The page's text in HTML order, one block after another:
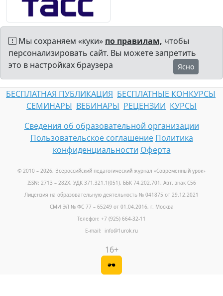
Мы сохраняем «куки» по правилам, чтобы
персонализировать сайт. Вы можете запретить
это в настройках браузера
Ясно
БЕСПЛАТНАЯ ПУБЛИКАЦИЯ БЕСПЛАТНЫЕ КОНКУРСЫ
СЕМИНАРЫ ВЕБИНАРЫ РЕЦЕНЗИИ КУРСЫ
Сведения об образовательной организации
Пользовательское соглашение Политика
конфиденциальности Оферта
© 2010 – 2026, Всероссийский педагогический журнал «Современный урок»
ISSN: 2713 – 282X, УДК 371.321.1(051), ББК 74.202.701, Авт. знак С56
Лицензия на образовательную деятельность № 041875 от 29.12.2021
СМИ ЭЛ № ФС 77 – 65249 от 01.04.2016, г. Москва
Телефон: +7 (925) 664-32-11
E-mail: info@1urok.ru
16+